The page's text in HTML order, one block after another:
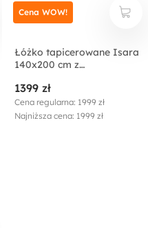
Łóżko tapicerowane Isara
140x200 cm z
welur
1399 zł
Cena regularna: 1999 zł
Najniższa cena: 1999 zł
Cena WOW!